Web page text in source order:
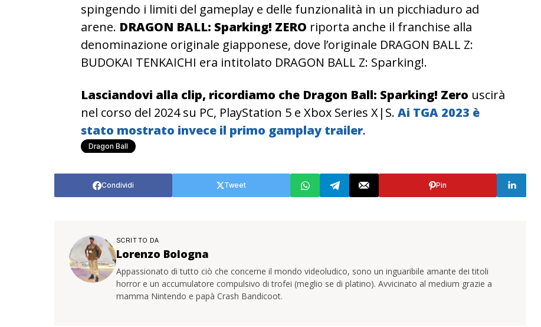
spingendo i limiti del gameplay e delle funzionalità in un picchiaduro ad
arene. DRAGON BALL: Sparking! ZERO riporta anche il franchise alla
denominazione originale giapponese, dove l’originale DRAGON BALL Z:
BUDOKAI TENKAICHI era intitolato DRAGON BALL Z: Sparking!.
Lasciandovi alla clip, ricordiamo che Dragon Ball: Sparking! Zero uscirà
nel corso del 2024 su PC, PlayStation 5 e Xbox Series X|S. Ai TGA 2023 è
stato mostrato invece il primo gamplay trailer.
Dragon Ball
Condividi Tweet Pin
SCRITTO DA
Lorenzo Bologna
Appassionato di tutto ciò che concerne il mondo videoludico, sono un inguaribile amante dei titoli
horror e un accumulatore compulsivo di trofei (meglio se di platino). Avvicinato al medium grazie a
mamma Nintendo e papà Crash Bandicoot.